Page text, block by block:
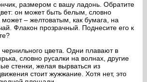
размером с вашу ладонь. Обратите
он может быть белым, словно
– желтоватым, как бумага, на
Флакон прозрачный. Поднесите его к
цвета. Одни плавают в
словно русалки на волнах, другие
стенки, желая вырваться из
стоит жужжание. Хотя нет, это